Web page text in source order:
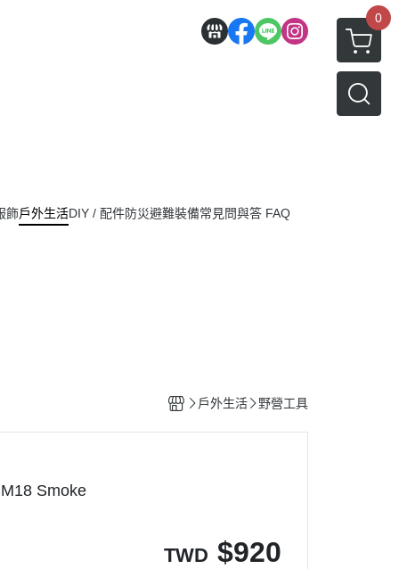
0
飾戶外生活DIY / 配件防災避難裝備常見問與答 FAQ
戶外生活 野營工具
Smoke
TWD $920